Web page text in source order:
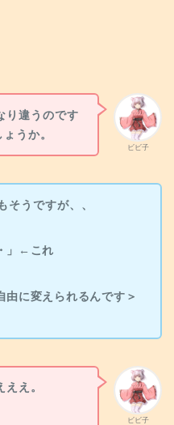
ビビ子
り違うのです
うか。
そうですが、、
」←これ
由に変えられるんです＞
ビビ子
え。